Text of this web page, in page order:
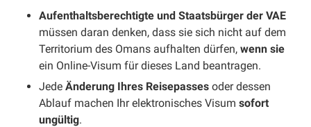
Aufenthaltsberechtigte und Staatsbürger der VAE
müssen daran denken, dass sie sich nicht auf dem
Territorium des Omans aufhalten dürfen, wenn sie
ein Online-Visum für dieses Land beantragen.
Jede Änderung Ihres Reisepasses oder dessen
Ablauf machen Ihr elektronisches Visum sofort
ungültig.